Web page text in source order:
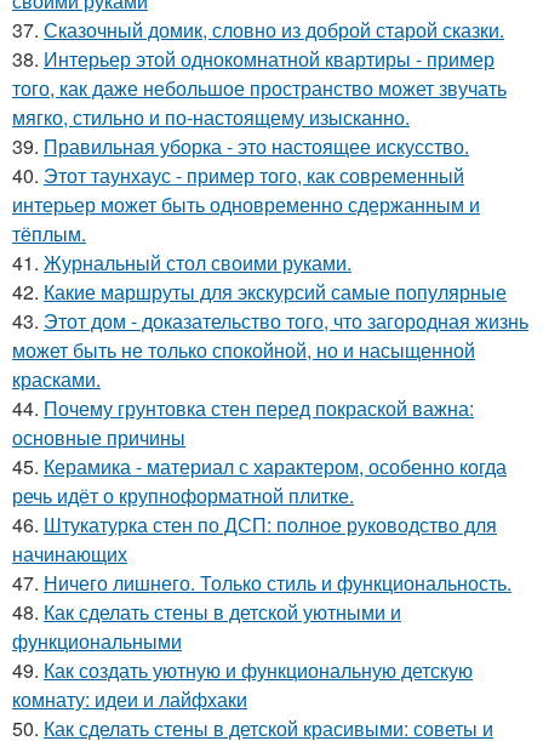
37. Сказочный домик, словно из доброй старой сказки.
38. Интерьер этой однокомнатной квартиры - пример
того, как даже небольшое пространство может звучать
мягко, стильно и по-настоящему изысканно.
39. Правильная уборка - это настоящее искусство.
40. Этот таунхаус - пример того, как современный
интерьер может быть одновременно сдержанным и
тёплым.
41. Журнальный стол своими руками.
42. Какие маршруты для экскурсий самые популярные
43. Этот дом - доказательство того, что загородная жизнь
может быть не только спокойной, но и насыщенной
красками.
44. Почему грунтовка стен перед покраской важна:
основные причины
45. Керамика - материал с характером, особенно когда
речь идёт о крупноформатной плитке.
46. Штукатурка стен по ДСП: полное руководство для
начинающих
47. Ничего лишнего. Только стиль и функциональность.
48. Как сделать стены в детской уютными и
функциональными
49. Как создать уютную и функциональную детскую
комнату: идеи и лайфхаки
50. Как сделать стены в детской красивыми: советы и